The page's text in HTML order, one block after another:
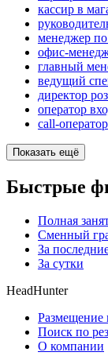
кассир в
менеджер
офис-
главный
ведущий
директор
оператор
call-оператор
Показать ещё
Быстрые
Полная
Сменный
За
За сутки
HeadHunter
Размещение
Поиск по
О компании